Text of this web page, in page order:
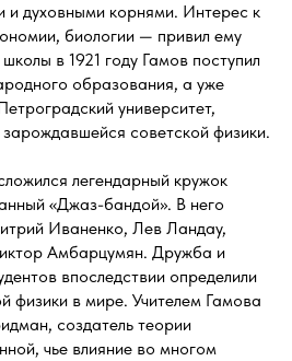
и духовными корнями. Интерес к
биологии — привил ему
в 1921 году Гамов поступил
образования, а уже
университет,
советской физики.
легендарный кружок
«Джаз-бандой». В него
Иваненко, Лев Ландау,
Амбарцумян. Дружба и
впоследствии определили
физики в мире. Учителем Гамова
создатель теории
чье влияние во многом